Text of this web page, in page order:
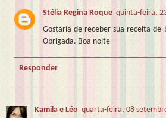
Stélia Regina Roque quinta-feira,
Gostaria de receber sua receita de
Obrigada. Boa noite
Responder
Kamila e Léo quarta-feira, 08